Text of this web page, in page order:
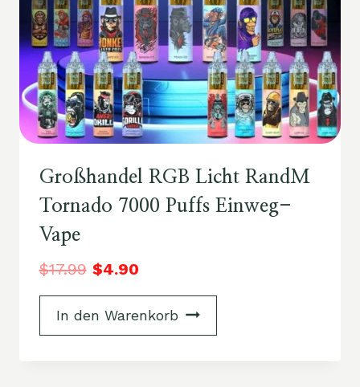
Großhandel RGB Licht RandM
Tornado 7000 Puffs Einweg-
Vape
$17.99 $4.90
In den Warenkorb